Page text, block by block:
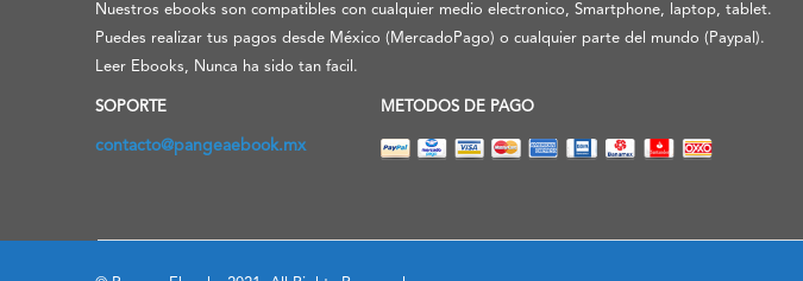
Nuestros ebooks son compatibles con cualquier medio electronico, Smartphone, laptop, tablet.
Puedes realizar tus pagos desde México (MercadoPago) o cualquier parte del mundo (Paypal).
Leer Ebooks, Nunca ha sido tan facil.
SOPORTE
contacto@pangeaebook.mx
METODOS DE PAGO